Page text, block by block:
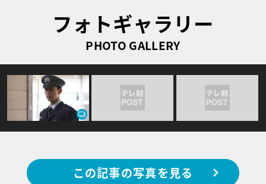
フォトギャラリー
PHOTO GALLERY
この記事の写真を見る